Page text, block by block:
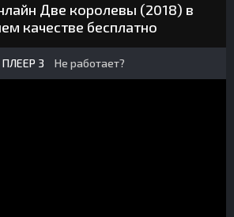
Две королевы (2018) в
качестве бесплатно
ПЛЕЕР 3 Не работает?